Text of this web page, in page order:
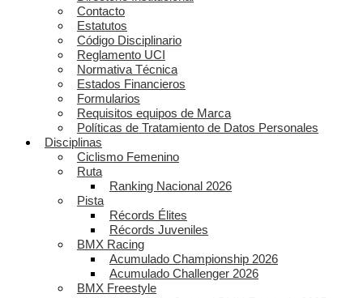
Contacto
Estatutos
Código Disciplinario
Reglamento UCI
Normativa Técnica
Estados Financieros
Formularios
Requisitos equipos de Marca
Políticas de Tratamiento de Datos Personales
Disciplinas
Ciclismo Femenino
Ruta
Ranking Nacional 2026
Pista
Récords Élites
Récords Juveniles
BMX Racing
Acumulado Championship 2026
Acumulado Challenger 2026
BMX Freestyle